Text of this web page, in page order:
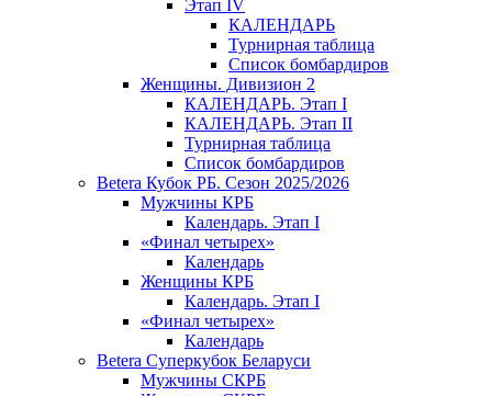
Этап IV
КАЛЕНДАРЬ
Турнирная таблица
Список бомбардиров
Женщины. Дивизион 2
КАЛЕНДАРЬ. Этап I
КАЛЕНДАРЬ. Этап II
Турнирная таблица
Список бомбардиров
Betera Кубок РБ. Сезон 2025/2026
Мужчины КРБ
Календарь. Этап I
«Финал четырех»
Календарь
Женщины КРБ
Календарь. Этап I
«Финал четырех»
Календарь
Betera Суперкубок Беларуси
Мужчины СКРБ